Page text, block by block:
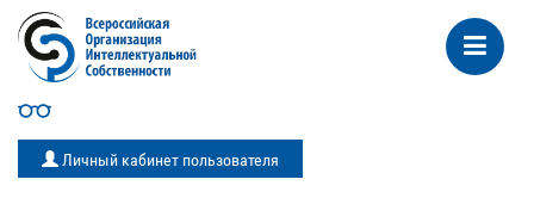
Личный кабинет пользователя